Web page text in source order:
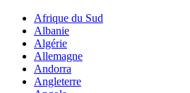
Afrique du Sud
Albanie
Algérie
Allemagne
Andorra
Angleterre